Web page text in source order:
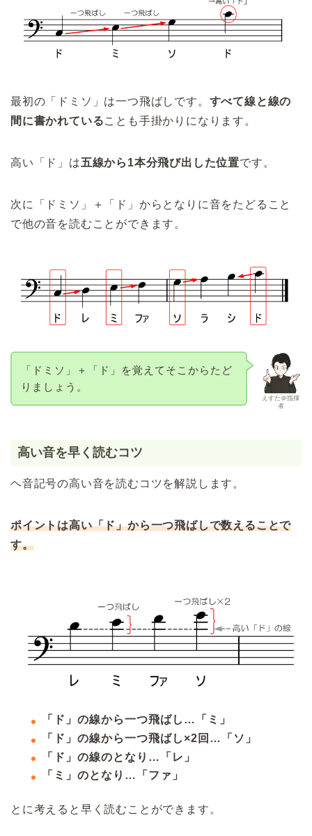
最初の「ドミソ」は一つ飛ばしです。 すべて線と線の
間に書かれていることも手掛かりになります。
高い「ド」は五線から1本分飛び出した位置です。
次に「ドミソ」＋「ド」からとなりに音をたどること
で他の音を読むことができます。
えすた＠指揮
者
「ドミソ」＋「ド」を覚えてそこからたど
りましょう。
高い音を早く読むコツ
ヘ音記号の高い音を読むコツを解説します。
ポイントは高い「ド」から一つ飛ばしで数えることで
す。
「ド」の線から一つ飛ばし…「ミ」
「ド」の線から一つ飛ばし×2回…「ソ」
「ド」の線のとなり…「レ」
「ミ」のとなり…「ファ」
とに考えると早く読むことができます。